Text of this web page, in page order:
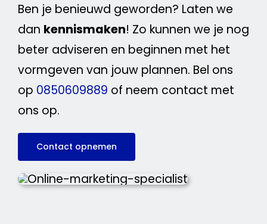
Ben je benieuwd geworden? Laten we
dan kennismaken! Zo kunnen we je nog
beter adviseren en beginnen met het
vormgeven van jouw plannen. Bel ons
op 0850609889 of neem contact met
ons op.
Contact opnemen